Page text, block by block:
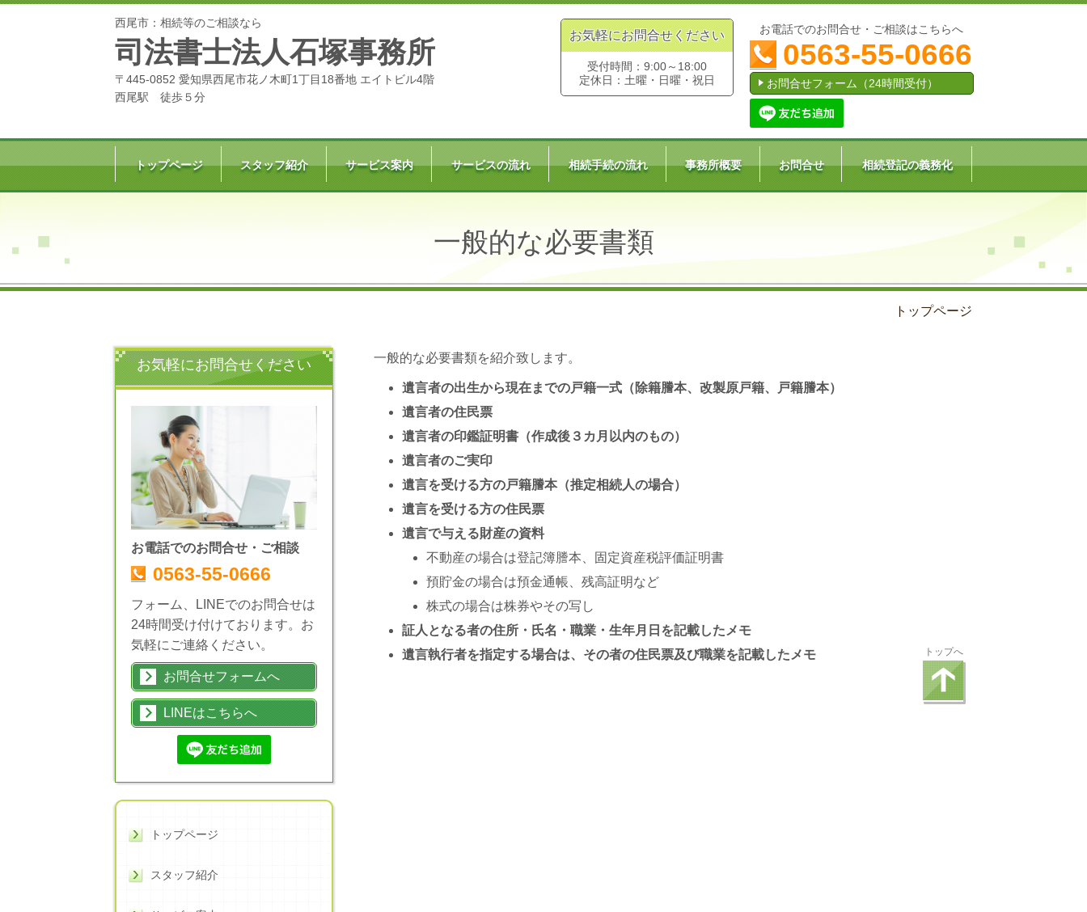
西尾市：相続等のご相談なら
司法書士法人石塚事務所
〒445-0852 愛知県西尾市花ノ木町1丁目18番地 エイトビル4階
西尾駅 徒歩５分
お気軽にお問合せください
受付時間：9:00～18:00
定休日：土曜・日曜・祝日
お電話でのお問合せ・ご相談はこちらへ
0563-55-0666
お問合せフォーム（24時間受付）
トップページ スタッフ紹介 サービス案内 サービスの流れ 相続手続の流れ 事務所概要 お問合せ 相続登記の義務化
一般的な必要書類
トップページ
一般的な必要書類を紹介致します。
遺言者の出生から現在までの戸籍一式（除籍謄本、改製原戸籍、戸籍謄本）
遺言者の住民票
遺言者の印鑑証明書（作成後３カ月以内のもの）
遺言者のご実印
遺言を受ける方の戸籍謄本（推定相続人の場合）
遺言を受ける方の住民票
遺言で与える財産の資料
不動産の場合は登記簿謄本、固定資産税評価証明書
預貯金の場合は預金通帳、残高証明など
株式の場合は株券やその写し
証人となる者の住所・氏名・職業・生年月日を記載したメモ
遺言執行者を指定する場合は、その者の住民票及び職業を記載したメモ
トップへ
お気軽にお問合せください
お電話でのお問合せ・ご相談
0563-55-0666
フォーム、LINEでのお問合せは
24時間受け付けております。お
気軽にご連絡ください。
お問合せフォームへ
LINEはこちらへ
トップページ
スタッフ紹介